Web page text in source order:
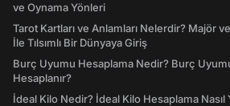
ve Oynama Yönleri
Tarot Kartları ve Anlamları Nelerdir? Majör
İle Tılsımlı Bir Dünyaya Giriş
Burç Uyumu Hesaplama Nedir? Burç
Hesaplanır?
İdeal Kilo Nedir? İdeal Kilo Hesaplama Nasıl